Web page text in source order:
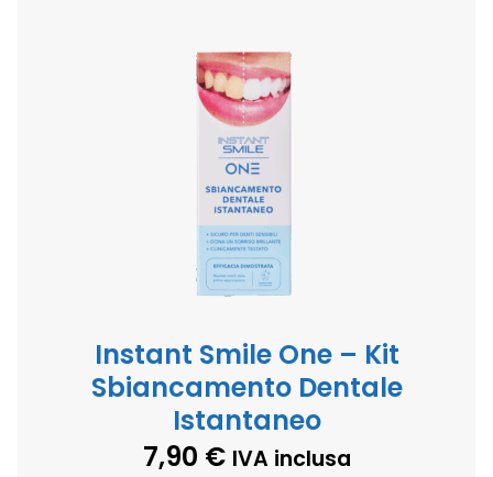
Instant Smile One – Kit
Sbiancamento Dentale
Istantaneo
7,90 € IVA inclusa